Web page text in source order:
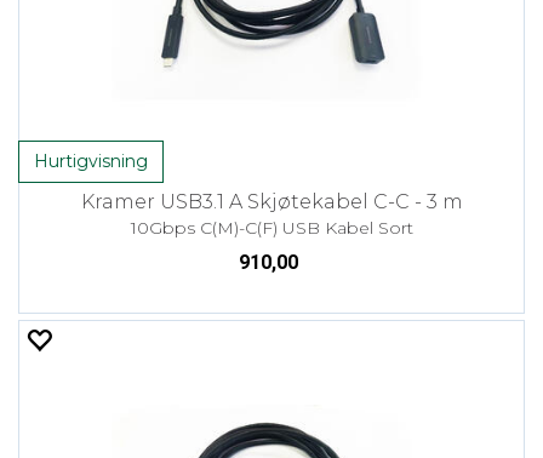
Hurtigvisning
Kramer USB3.1 A Skjøtekabel C-C - 3 m
10Gbps C(M)-C(F) USB Kabel Sort
910,00